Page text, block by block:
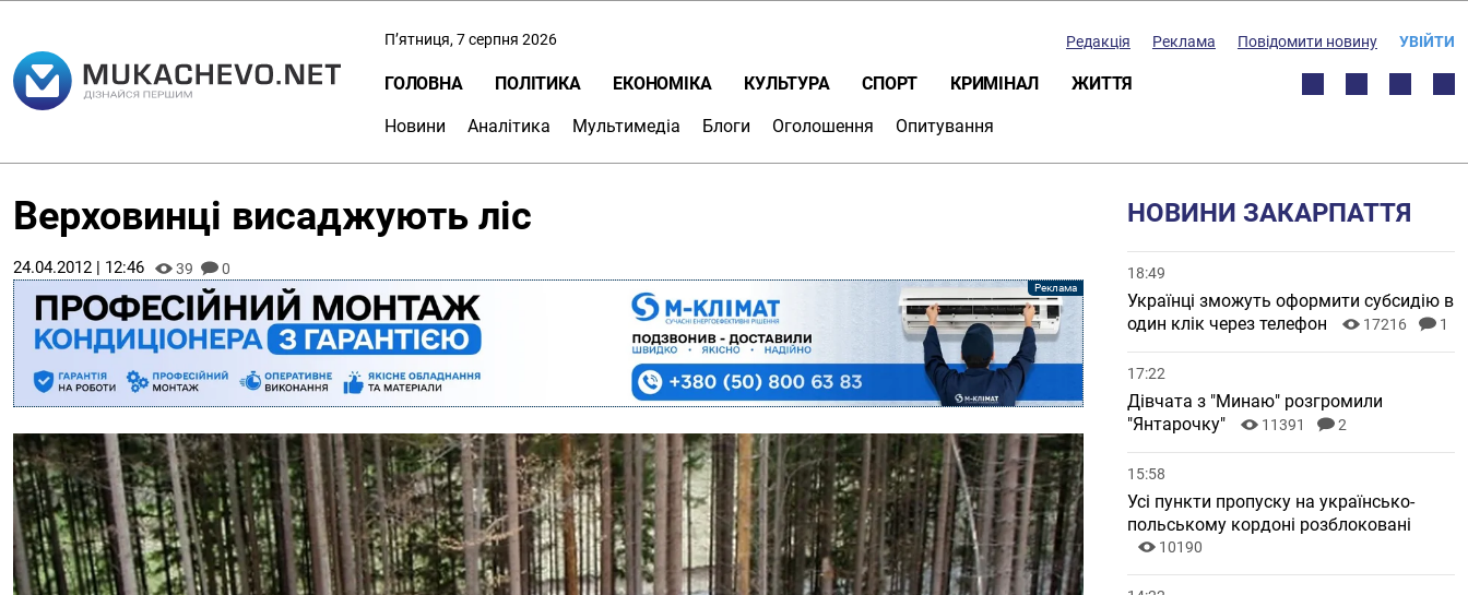
П’ятниця, 7 серпня 2026 Редакція Реклама Повідомити новину УВІЙТИ
ГОЛОВНА ПОЛІТИКА ЕКОНОМІКА КУЛЬТУРА СПОРТ КРИМІНАЛ ЖИТТЯ
Новини Аналітика Мультимедіа Блоги Оголошення Опитування
Верховинці висаджують ліс
24.04.2012 | 12:46 39 0
НОВИНИ ЗАКАРПАТТЯ
18:49
Українці зможуть оформити субсидію в
один клік через телефон
17216 1
17:22
Дівчата з "Минаю" розгромили
"Янтарочку"
11391 2
15:58
Усі пункти пропуску на українсько-
польському кордоні розблоковані
10190